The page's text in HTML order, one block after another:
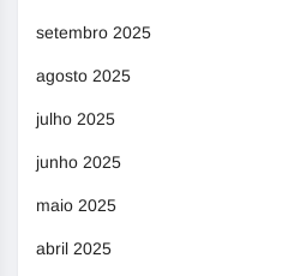
setembro 2025
agosto 2025
julho 2025
junho 2025
maio 2025
abril 2025